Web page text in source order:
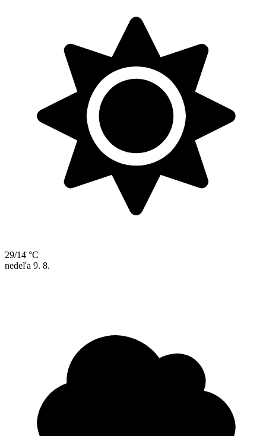
29/14 °C
nedeľa 9. 8.